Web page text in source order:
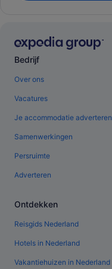
Bedrijf
Over ons
Vacatures
Je accommodatie adverteren
Samenwerkingen
Persruimte
Adverteren
Ontdekken
Reisgids Nederland
Hotels in Nederland
Vakantiehuizen in Nederland